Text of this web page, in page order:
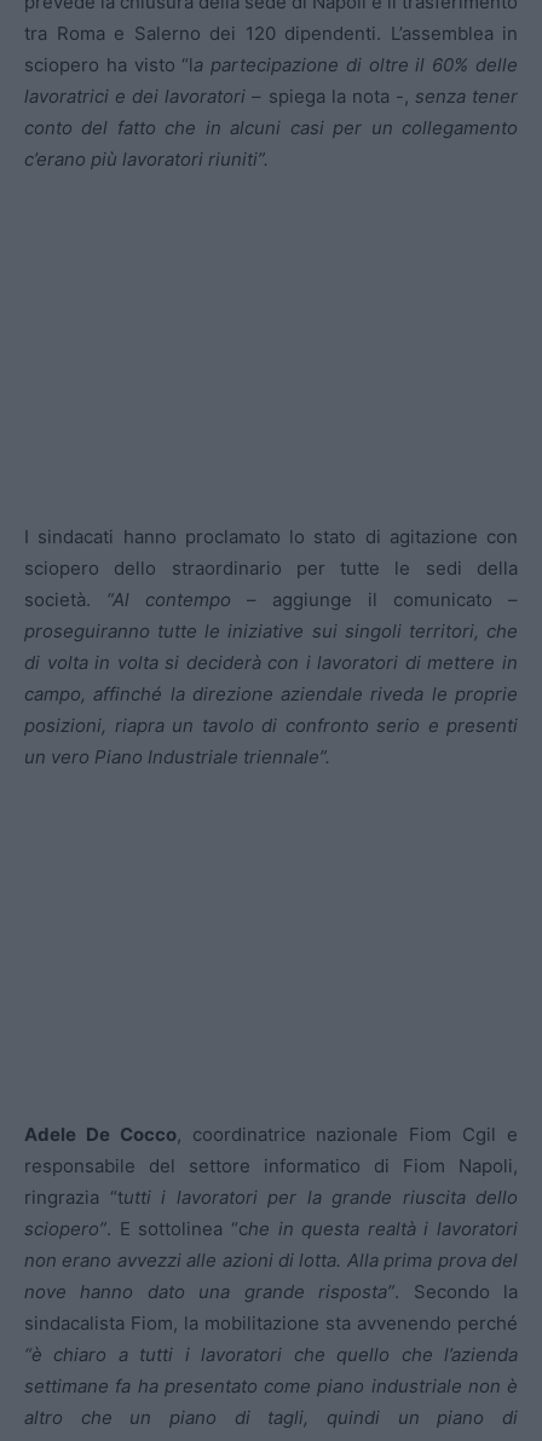
tra Roma e Salerno dei 120 dipendenti. L’assemblea in
sciopero ha visto “la partecipazione di oltre il 60% delle
lavoratrici e dei lavoratori – spiega la nota -, senza tener
conto del fatto che in alcuni casi per un collegamento
c’erano più lavoratori riuniti”.
I sindacati hanno proclamato lo stato di agitazione con
sciopero dello straordinario per tutte le sedi della
società. “Al contempo – aggiunge il comunicato –
proseguiranno tutte le iniziative sui singoli territori, che
di volta in volta si deciderà con i lavoratori di mettere in
campo, affinché la direzione aziendale riveda le proprie
posizioni, riapra un tavolo di confronto serio e presenti
un vero Piano Industriale triennale”.
Adele De Cocco, coordinatrice nazionale Fiom Cgil e
responsabile del settore informatico di Fiom Napoli,
ringrazia “tutti i lavoratori per la grande riuscita dello
sciopero”. E sottolinea “che in questa realtà i lavoratori
non erano avvezzi alle azioni di lotta. Alla prima prova del
nove hanno dato una grande risposta”. Secondo la
sindacalista Fiom, la mobilitazione sta avvenendo perché
“è chiaro a tutti i lavoratori che quello che l’azienda
settimane fa ha presentato come piano industriale non è
altro che un piano di tagli, quindi un piano di